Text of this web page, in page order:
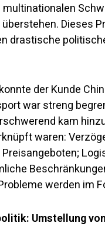
multinationalen
Dieses
drastische
der Kunde
war streng
kam
waren:
werden im
Umstellung von